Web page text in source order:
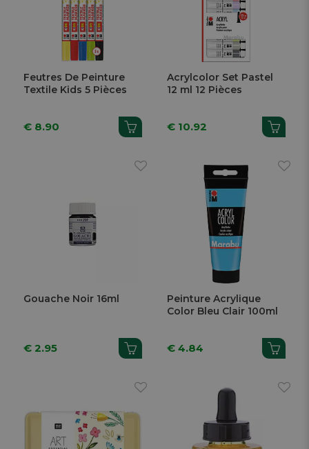
Feutres De Peinture
Textile Kids 5 Pièces
€ 8.90
Acrylcolor Set Pastel
12 ml 12 Pièces
€ 10.92
Gouache Noir 16ml
€ 2.95
Peinture Acrylique
Color Bleu Clair 100ml
€ 4.84